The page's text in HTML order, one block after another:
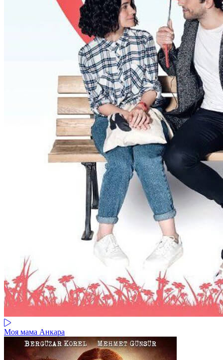
Моя мама Анкара